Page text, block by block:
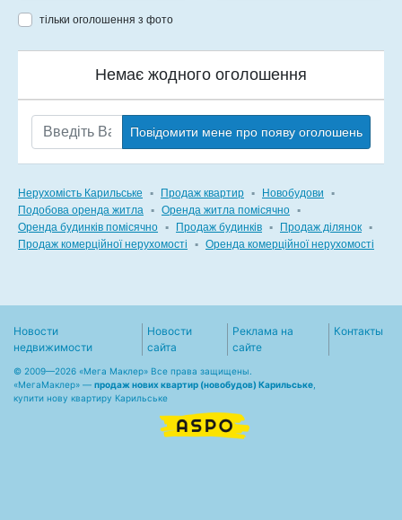
тільки оголошення з фото
Немає жодного оголошення
Повідомити мене про появу оголошень
Нерухомість Карильське ▪ Продаж квартир ▪ Новобудови
▪
Подобова оренда житла ▪ Оренда житла помісячно ▪
Оренда будинків помісячно ▪ Продаж будинків ▪ Продаж ділянок ▪
Продаж комерційної нерухомості
▪ Оренда комерційної нерухомості
Новости
недвижимости
Новости
сайта
Реклама на
сайте
Контакты
© 2009—2026 «Мега Маклер» Все права защищены.
«МегаМаклер» — продаж нових квартир (новобудов) Карильське
купити нову квартиру Карильське